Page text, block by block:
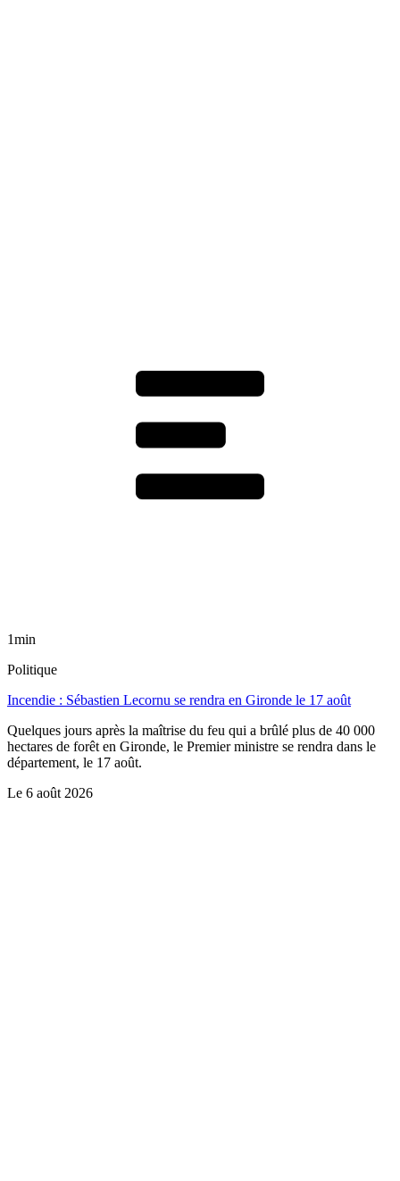
1min
Politique
Incendie : Sébastien Lecornu se rendra en Gironde le 17 août
Quelques jours après la maîtrise du feu qui a brûlé plus de 40 000
hectares de forêt en Gironde, le Premier ministre se rendra dans le
département, le 17 août.
Le 6 août 2026